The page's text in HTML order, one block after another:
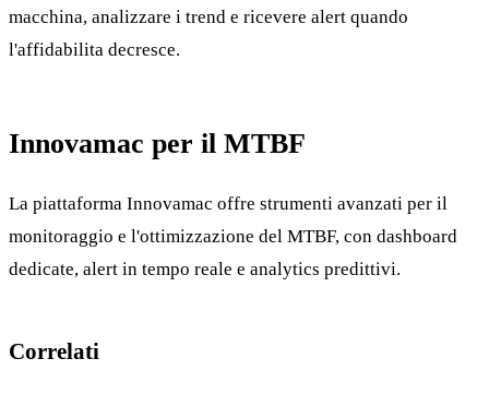
macchina, analizzare i trend e ricevere alert quando
l'affidabilita decresce.
Innovamac per il MTBF
La piattaforma Innovamac offre strumenti avanzati per il
monitoraggio e l'ottimizzazione del MTBF, con dashboard
dedicate, alert in tempo reale e analytics predittivi.
Correlati